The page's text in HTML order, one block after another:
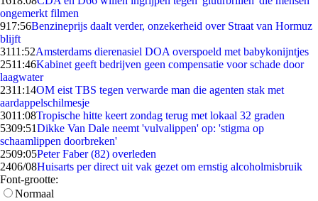
ongemerkt filmen
917:56Benzineprijs daalt verder, onzekerheid over Straat van Hormuz
blijft
3111:52Amsterdams dierenasiel DOA overspoeld met babykonijntjes
2511:46Kabinet geeft bedrijven geen compensatie voor schade door
laagwater
2311:14OM eist TBS tegen verwarde man die agenten stak met
aardappelschilmesje
3011:08Tropische hitte keert zondag terug met lokaal 32 graden
5309:51Dikke Van Dale neemt 'vulvalippen' op: 'stigma op
schaamlippen doorbreken'
2509:05Peter Faber (82) overleden
2406/08Huisarts per direct uit vak gezet om ernstig alcoholmisbruik
Font-grootte:
Normaal